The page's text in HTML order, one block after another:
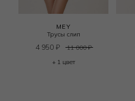
MEY
Трусы слип
4 950 ₽ 11 000₽
+ 1 цвет